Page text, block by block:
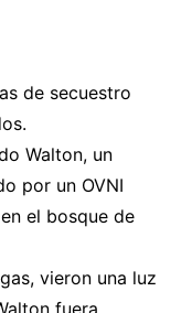
de secuestro
Walton, un
por un OVNI
el bosque de
vieron una luz
fuera